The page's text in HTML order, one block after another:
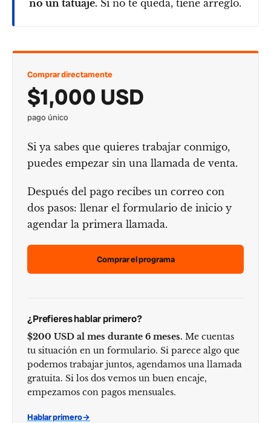
no un tatuaje. Si no te queda, tiene arreglo.
Comprar directamente
$1,000 USD
pago único
Si ya sabes que quieres trabajar conmigo,
puedes empezar sin una llamada de venta.
Después del pago recibes un correo con
dos pasos: llenar el formulario de inicio y
agendar la primera llamada.
Comprar el programa
¿Prefieres hablar primero?
$200 USD al mes durante 6 meses. Me cuentas
tu situación en un formulario. Si parece algo que
podemos trabajar juntos, agendamos una llamada
gratuita. Si los dos vemos un buen encaje,
empezamos con pagos mensuales.
Hablar primero→